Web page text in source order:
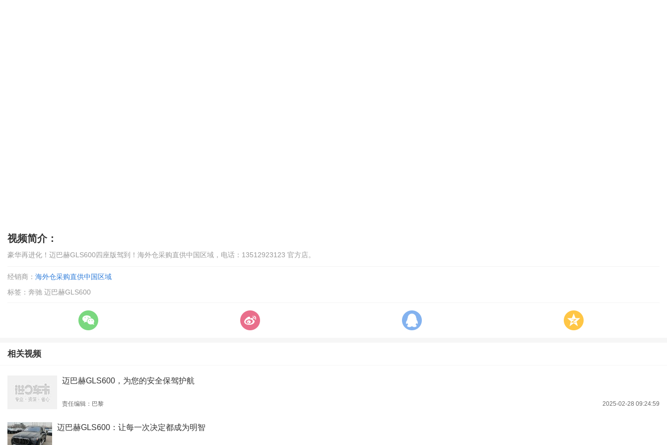
视频简介：
豪华再进化！迈巴赫GLS600四座版驾到！海外仓采购直供中国区域，电话：13512923123 官方店。
经销商： 海外仓采购直供中国区域
标签：奔驰 迈巴赫GLS600
相关视频
迈巴赫GLS600，为您的安全保驾护航
责任编辑：巴黎 2025-02-28 09:24:59
迈巴赫GLS600：让每一次决定都成为明智